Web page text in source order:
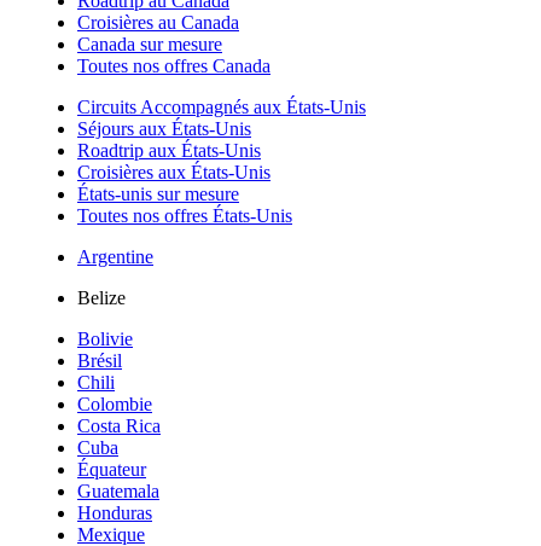
Croisières au Canada
Canada sur mesure
Toutes nos offres Canada
Circuits Accompagnés aux États-Unis
Séjours aux États-Unis
Roadtrip aux États-Unis
Croisières aux États-Unis
États-unis sur mesure
Toutes nos offres États-Unis
Argentine
Belize
Bolivie
Brésil
Chili
Colombie
Costa Rica
Cuba
Équateur
Guatemala
Honduras
Mexique